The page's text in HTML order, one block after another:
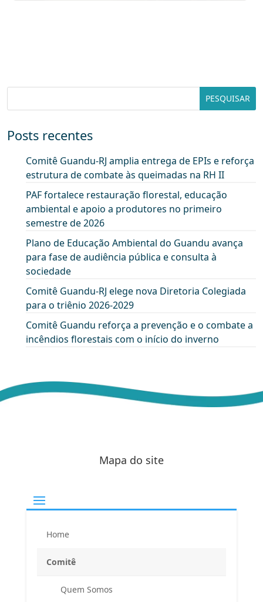
Posts recentes
Comitê Guandu-RJ amplia entrega de EPIs e reforça
estrutura de combate às queimadas na RH II
PAF fortalece restauração florestal, educação
ambiental e apoio a produtores no primeiro
semestre de 2026
Plano de Educação Ambiental do Guandu avança
para fase de audiência pública e consulta à
sociedade
Comitê Guandu-RJ elege nova Diretoria Colegiada
para o triênio 2026-2029
Comitê Guandu reforça a prevenção e o combate a
incêndios florestais com o início do inverno
Mapa do site
Home
Comitê
Quem Somos